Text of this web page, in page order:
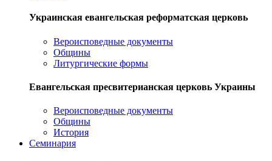
Украинская евангельская реформатская церковь
Вероисповедные документы
Общины
Литургические формы
Евангельская пресвитерианская церковь Украины
Вероисповедные документы
Общины
История
Семинария